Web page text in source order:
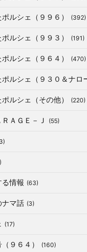
ルシェ（９９６） (392)
ルシェ（９９３） (191)
ルシェ（９６４） (470)
ルシェ（９３０＆ナロ
ルシェ（その他） (220)
ＡＧＥ－Ｊ (55)
情報 (63)
ナマ話 (3)
(17)
９６４） (160)